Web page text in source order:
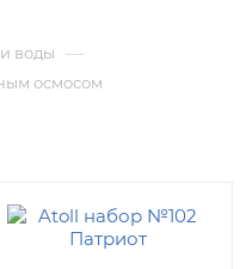
воды —
осмосом